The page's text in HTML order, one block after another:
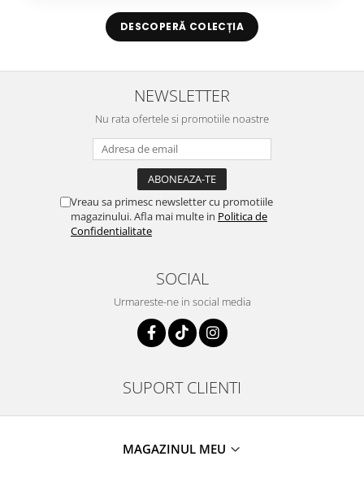
DESCOPERĂ COLECȚIA
NEWSLETTER
Nu rata ofertele si promotiile noastre
Vreau sa primesc newsletter cu promotiile
magazinului. Afla mai multe in Politica de
Confidentialitate
SOCIAL
Urmareste-ne in social media
SUPORT CLIENTI
MAGAZINUL MEU